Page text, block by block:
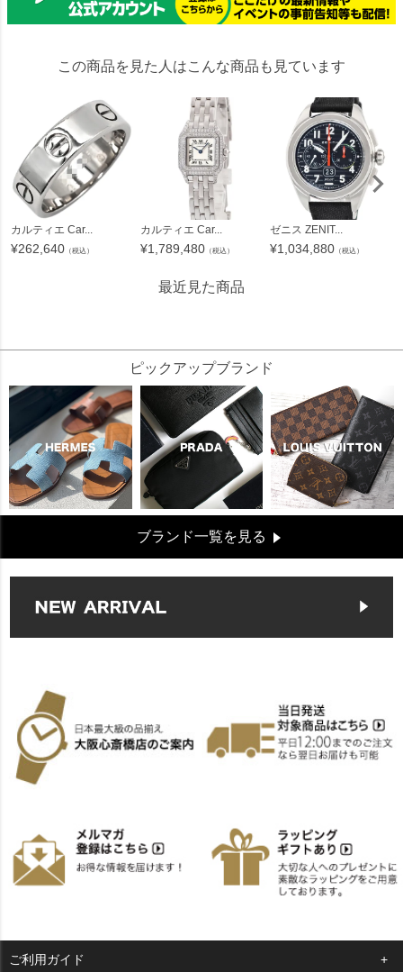
この商品を見た人はこんな商品も見ています
カルティエ Car...
¥262,640 （税込）
カルティエ Car...
¥1,789,480 （税込）
ゼニス ZENIT...
¥1,034,880 （税込）
最近見た商品
ピックアップブランド
ブランド一覧を見る
ご利用ガイド